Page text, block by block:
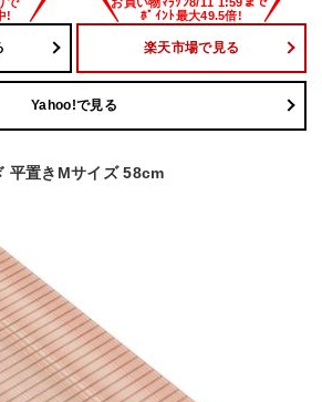
楽天市場で見る
Yahoo!で見る
平置きMサイズ 58cm